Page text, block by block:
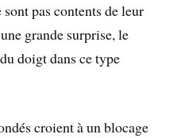
pas contents de leur
grande surprise, le
doigt dans ce type
croient à un blocage